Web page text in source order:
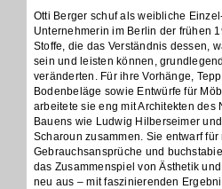
Otti Berger schuf als weibliche
Unternehmerin im Berlin der frühen
Stoffe, die das Verständnis dessen,
sein und leisten können, grundlegend
veränderten. Für ihre Vorhänge,
Bodenbeläge sowie Entwürfe für
arbeitete sie eng mit Architekten des
Bauens wie Ludwig Hilberseimer
Scharoun zusammen. Sie entwarf für
Gebrauchsansprüche und
das Zusammenspiel von Ästhetik
neu aus – mit faszinierenden